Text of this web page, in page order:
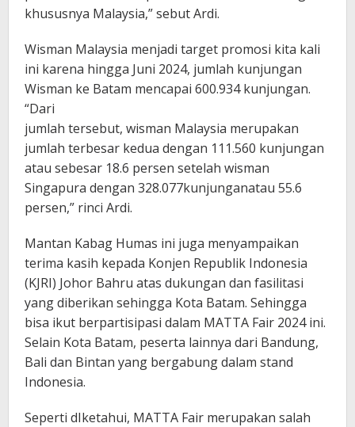
khususnya Malaysia,” sebut Ardi.
Wisman Malaysia menjadi target promosi kita kali
ini karena hingga Juni 2024, jumlah kunjungan
Wisman ke Batam mencapai 600.934 kunjungan.
“Dari
jumlah tersebut, wisman Malaysia merupakan
jumlah terbesar kedua dengan 111.560 kunjungan
atau sebesar 18.6 persen setelah wisman
Singapura dengan 328.077kunjunganatau 55.6
persen,” rinci Ardi.
Mantan Kabag Humas ini juga menyampaikan
terima kasih kepada Konjen Republik Indonesia
(KJRI) Johor Bahru atas dukungan dan fasilitasi
yang diberikan sehingga Kota Batam. Sehingga
bisa ikut berpartisipasi dalam MATTA Fair 2024 ini.
Selain Kota Batam, peserta lainnya dari Bandung,
Bali dan Bintan yang bergabung dalam stand
Indonesia.
Seperti dIketahui, MATTA Fair merupakan salah